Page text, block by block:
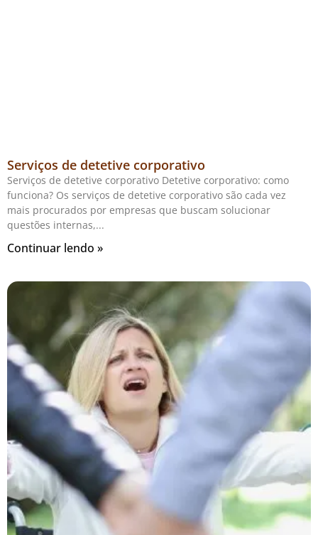
Serviços de detetive corporativo
Serviços de detetive corporativo Detetive corporativo: como
funciona? Os serviços de detetive corporativo são cada vez
mais procurados por empresas que buscam solucionar
questões internas,
Continuar lendo »